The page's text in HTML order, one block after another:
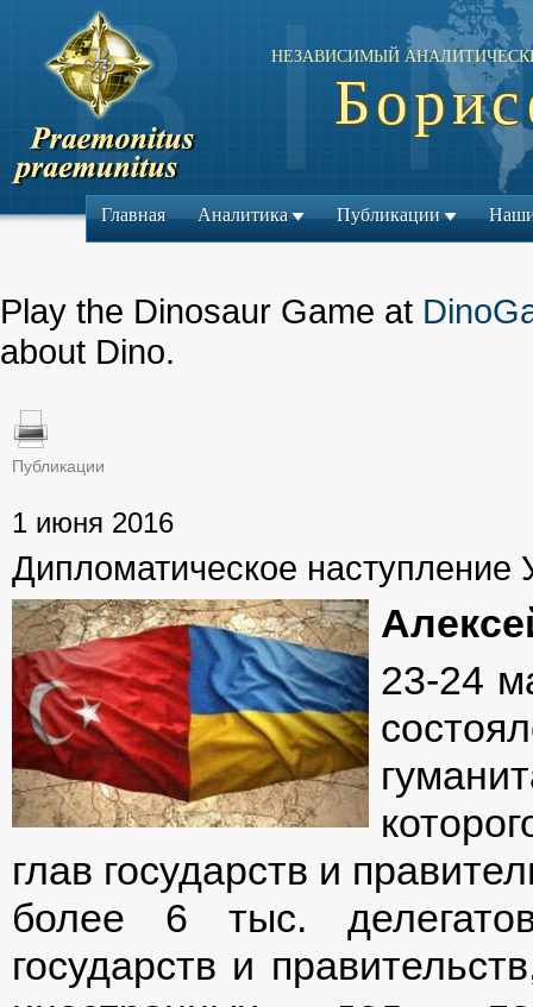
НЕЗАВИСИМЫЙ
Главная Аналитика Публикации
Play the Dinosaur Game at
about Dino.
Публикации
1 июня 2016
Дипломатическое
23-24
глав государств и
более 6 тыс.
государств и